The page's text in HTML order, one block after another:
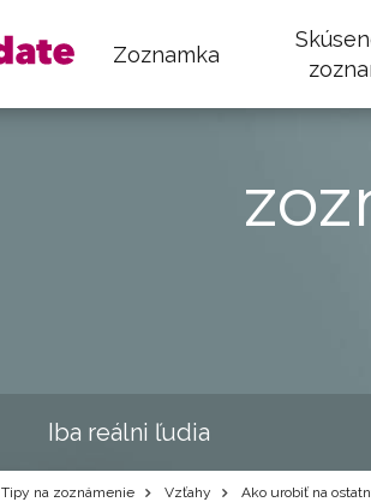
Zoznamka
Iba reálni ľudia
Tipy na zoznámenie Vzťahy Ako urobiť na